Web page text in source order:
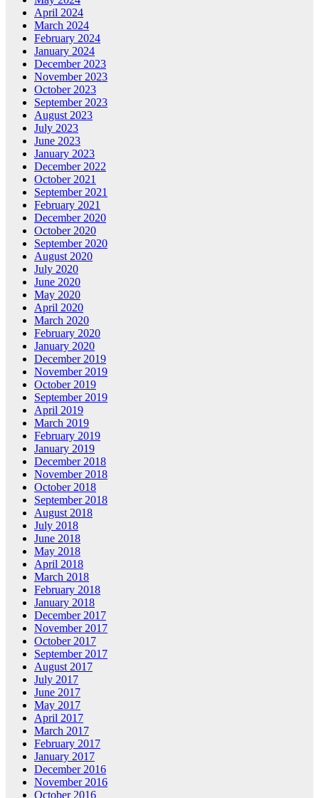
April 2024
March 2024
February 2024
January 2024
December 2023
November 2023
October 2023
September 2023
August 2023
July 2023
June 2023
January 2023
December 2022
October 2021
September 2021
February 2021
December 2020
October 2020
September 2020
August 2020
July 2020
June 2020
May 2020
April 2020
March 2020
February 2020
January 2020
December 2019
November 2019
October 2019
September 2019
April 2019
March 2019
February 2019
January 2019
December 2018
November 2018
October 2018
September 2018
August 2018
July 2018
June 2018
May 2018
April 2018
March 2018
February 2018
January 2018
December 2017
November 2017
October 2017
September 2017
August 2017
July 2017
June 2017
May 2017
April 2017
March 2017
February 2017
January 2017
December 2016
November 2016
October 2016